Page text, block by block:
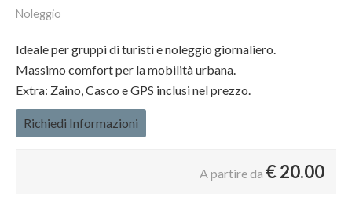
Noleggio
Ideale per gruppi di turisti e noleggio giornaliero.
Massimo comfort per la mobilità urbana.
Extra: Zaino, Casco e GPS inclusi nel prezzo.
Richiedi Informazioni
A partire da €20.00